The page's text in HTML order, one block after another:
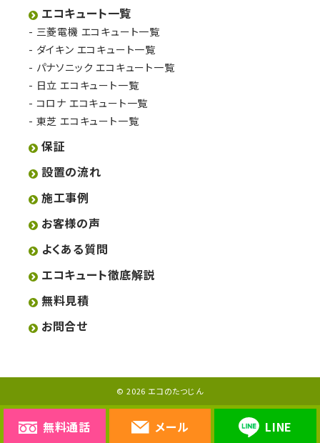
無料通話 メール LINE
エコキュート一覧
三菱電機 エコキュート一覧
ダイキン エコキュート一覧
パナソニック エコキュート一覧
日立 エコキュート一覧
コロナ エコキュート一覧
東芝 エコキュート一覧
保証
設置の流れ
施工事例
お客様の声
よくある質問
エコキュート徹底解説
無料見積
お問合せ
© 2026 エコのたつじん